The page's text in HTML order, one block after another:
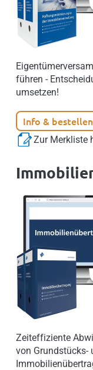
führen -
umsetzen!
Info & bestellen
Zur Merkliste
Zeiteffiziente
von Grundstücks-